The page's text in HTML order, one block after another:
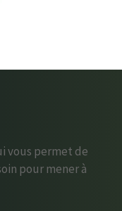
vous permet de
pour mener à